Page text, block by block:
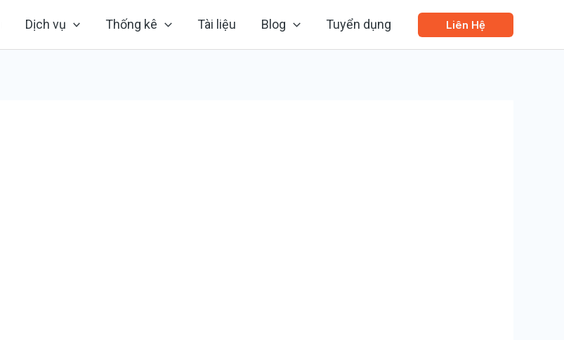
Dịch vụ Thống kê Tài liệu Blog Tuyển dụng Liên Hệ